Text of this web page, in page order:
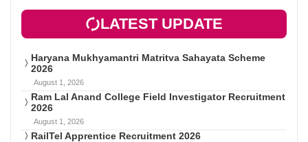
LATEST UPDATE
Haryana Mukhyamantri Matritva Sahayata Scheme
2026
August 1, 2026
Ram Lal Anand College Field Investigator Recruitment
2026
August 1, 2026
RailTel Apprentice Recruitment 2026